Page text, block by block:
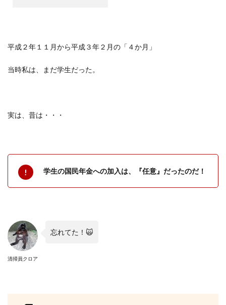
平成２年１１月から平成３年２月の「４か月」
当時私は、まだ学生だった。
実は、昔は・・・
学生の国民年金への加入は、『任意』だったのだ！
清掃員クロア
忘れてた！ 🙀